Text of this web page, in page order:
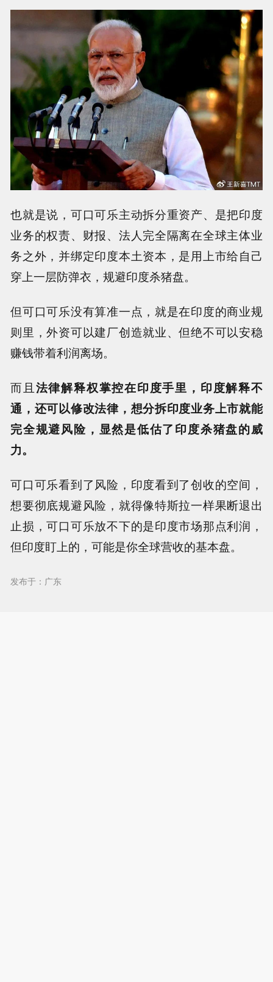
也就是说，可口可乐主动拆分重资产、是把印度
业务的权责、财报、法人完全隔离在全球主体业
务之外，并绑定印度本土资本，是用上市给自己
穿上一层防弹衣，规避印度杀猪盘。
但可口可乐没有算准一点，就是在印度的商业规
则里，外资可以建厂创造就业、但绝不可以安稳
赚钱带着利润离场。
而且 法律解释权掌控在印度手里，印度解释不
通，还可以修改法律，想分拆印度业务上市就能
完全规避风险，显然是低估了印度杀猪盘的威
力。
可口可乐看到了风险，印度看到了创收的空间，
想要彻底规避风险，就得像特斯拉一样果断退出
止损，可口可乐放不下的是印度市场那点利润，
但印度盯上的，可能是你全球营收的基本盘。
发布于：广东